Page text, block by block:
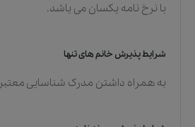
با نرخ نامه یکسان می یاشد.
شرایط پذیرش خانم های تنها
به همراه داشتن مدرک شناسایی معتبر